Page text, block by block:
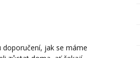
jak se máme